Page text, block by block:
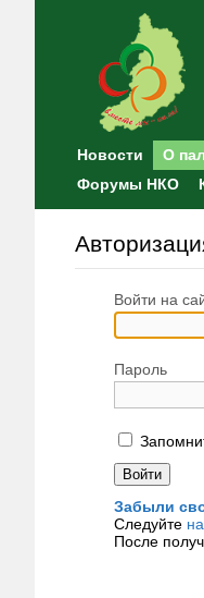
Новости О
Форумы НКО
Войти на
Пароль
Забыли
Следуйте
После